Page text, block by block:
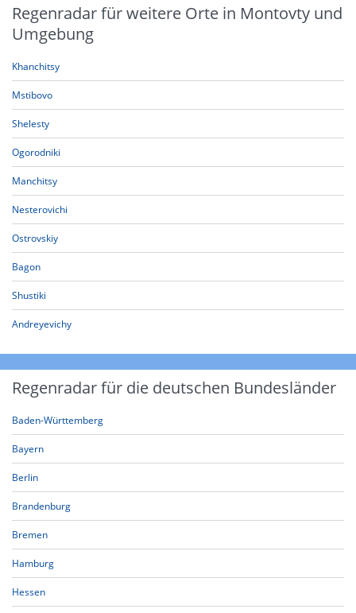
Regenradar für weitere Orte in Montovty und
Umgebung
Khanchitsy
Mstibovo
Shelesty
Ogorodniki
Manchitsy
Nesterovichi
Ostrovskiy
Bagon
Shustiki
Andreyevichy
Regenradar für die deutschen Bundesländer
Baden-Württemberg
Bayern
Berlin
Brandenburg
Bremen
Hamburg
Hessen